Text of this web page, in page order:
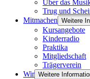
Über das
Trug und
Mitmachen Weitere
Kursangebote
Kinderradio
Praktika
Mitgliedschaft
Trägerverein
Wir Weitere